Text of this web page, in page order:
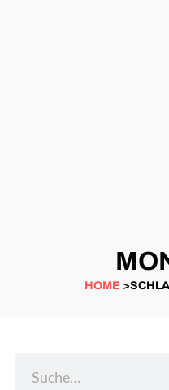
HOME